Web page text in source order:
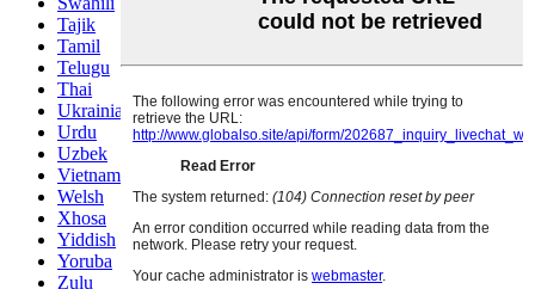
Tajik
Tamil
Telugu
Thai
Ukrainian
Urdu
Uzbek
Vietnamese
Welsh
Xhosa
Yiddish
Yoruba
Zulu